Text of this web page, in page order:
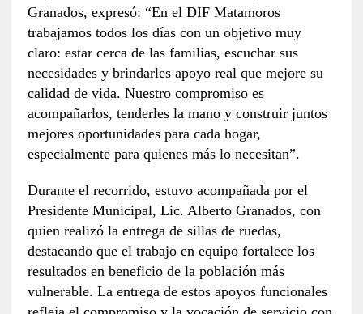
Granados, expresó: “En el DIF Matamoros
trabajamos todos los días con un objetivo muy
claro: estar cerca de las familias, escuchar sus
necesidades y brindarles apoyo real que mejore su
calidad de vida. Nuestro compromiso es
acompañarlos, tenderles la mano y construir juntos
mejores oportunidades para cada hogar,
especialmente para quienes más lo necesitan”.
Durante el recorrido, estuvo acompañada por el
Presidente Municipal, Lic. Alberto Granados, con
quien realizó la entrega de sillas de ruedas,
destacando que el trabajo en equipo fortalece los
resultados en beneficio de la población más
vulnerable. La entrega de estos apoyos funcionales